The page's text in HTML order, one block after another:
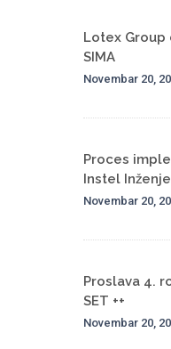
Lotex Group
SIMA
Novembar 20,
Proces
Instel
Novembar 20,
Proslava 4.
SET ++
Novembar 20,